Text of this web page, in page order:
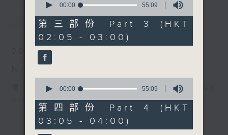
please remember good music is
always there on Radio 4.
「長夜細聽」節目當然少不了氣質優雅的作
品，每晚亦會精選一些中國音樂送上。週五和
如果哪天你不能入睡，別忘了第四台這裡總有
值得細聽的音樂。
最新 LATEST
08/08/2026
網上直播完畢稍後提供節目重溫。 Archive
will be available after live webcast
seconds
55
minutes,
9
seconds
00:00 55:09
第三部份 Part 3 (HKT
02:05 - 03:00)
seconds
55
minutes,
9
seconds
00:00 55:09
第四部份 Part 4 (HKT
03:05 - 04:00)